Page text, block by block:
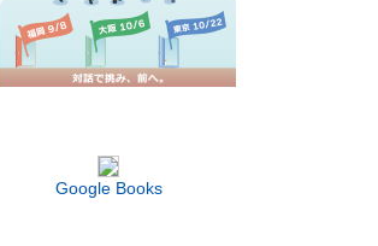
Google Books